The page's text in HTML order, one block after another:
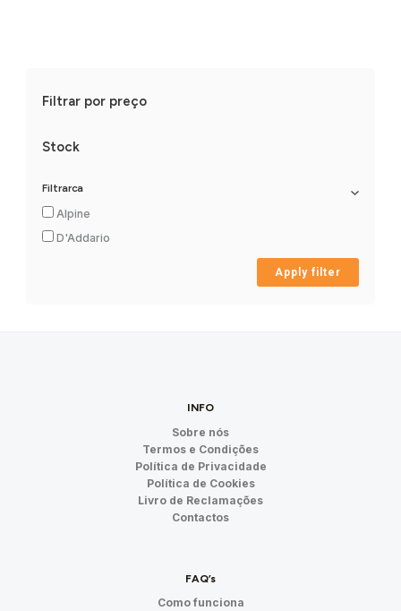
Filtrar por preço
Stock
Filtrarca
Alpine
D'Addario
Apply filter
INFO
Sobre nós
Termos e Condições
Política de Privacidade
Política de Cookies
Livro de Reclamações
Contactos
FAQ’s
Como funciona